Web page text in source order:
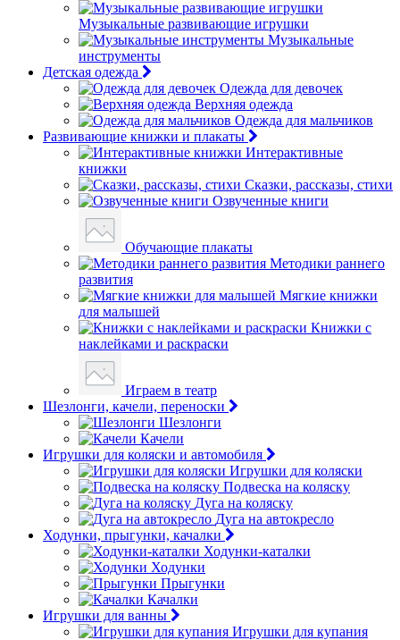
Музыкальные развивающие игрушки
Музыкальные
инструменты
Детская одежда
Одежда для девочек
Верхняя одежда
Одежда для мальчиков
Развивающие книжки и плакаты
Интерактивные
книжки
Сказки, рассказы, стихи
Озвученные книги
Обучающие плакаты
Методики раннего
развития
Мягкие книжки
для малышей
Книжки с
наклейками и раскраски
Играем в театр
Шезлонги, качели, переноски
Шезлонги
Качели
Игрушки для коляски и автомобиля
Игрушки для коляски
Подвеска на коляску
Дуга на коляску
Дуга на автокресло
Ходунки, прыгунки, качалки
Ходунки-каталки
Ходунки
Прыгунки
Качалки
Игрушки для ванны
Игрушки для купания